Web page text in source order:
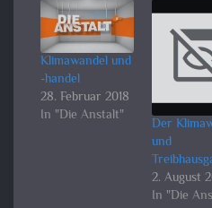
Klimawandel und
-handel
28. Februar 2018
In "Die Anstalt"
Der
und
2. August
In "Die